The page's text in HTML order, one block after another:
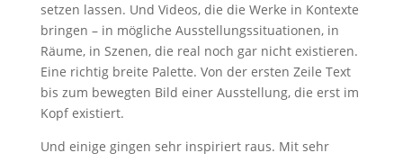
setzen lassen. Und Videos, die die Werke in Kontexte
bringen – in mögliche Ausstellungssituationen, in
Räume, in Szenen, die real noch gar nicht existieren.
Eine richtig breite Palette. Von der ersten Zeile Text
bis zum bewegten Bild einer Ausstellung, die erst im
Kopf existiert.
Und einige gingen sehr inspiriert raus. Mit sehr